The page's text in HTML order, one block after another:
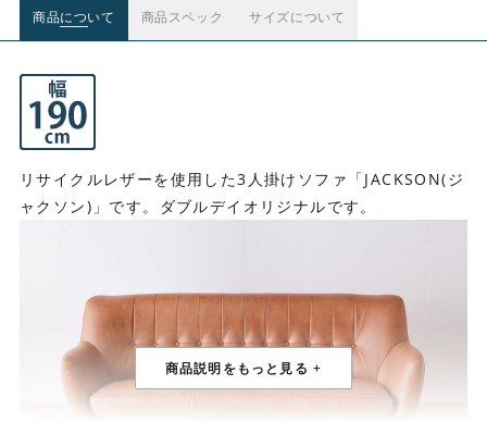
商品について 商品スペック サイズについて
リサイクルレザーを使用した3人掛けソファ「JACKSON(ジ
ャクソン)」です。ダブルデイオリジナルです。